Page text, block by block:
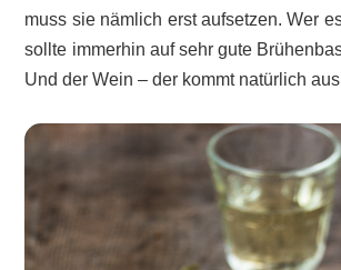
muss sie nämlich erst aufsetzen. Wer
sollte immerhin auf sehr gute
Und der Wein – der kommt natürlich